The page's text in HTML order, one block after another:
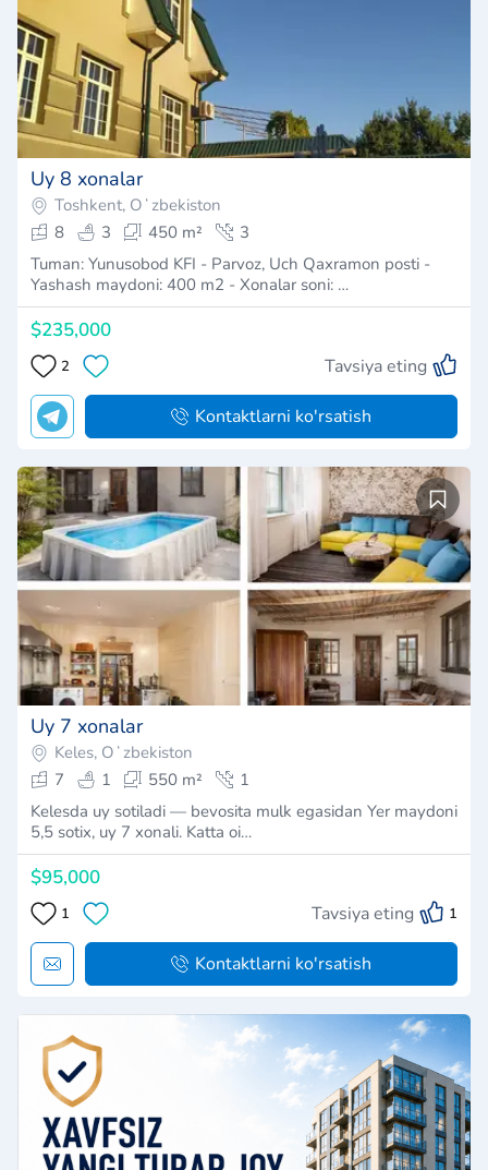
Uy 8 xonalar
Toshkent, Oʻzbekiston
8
3 450 m²
3
Tuman: Yunusobod KFI - Parvoz, Uch Qaxramon posti -
Yashash maydoni: 400 m2 - Xonalar soni: …
$235,000
2 Tavsiya eting
Kontaktlarni ko'rsatish
Uy 7 xonalar
Keles, Oʻzbekiston
7
1 550 m²
1
Kelesda uy sotiladi — bevosita mulk egasidan Yer maydoni
5,5 sotix, uy 7 xonali. Katta oi…
$95,000
1 Tavsiya eting 1
Kontaktlarni ko'rsatish